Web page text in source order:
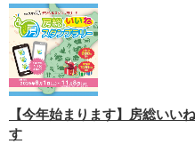
【今年始まります】房総い
す